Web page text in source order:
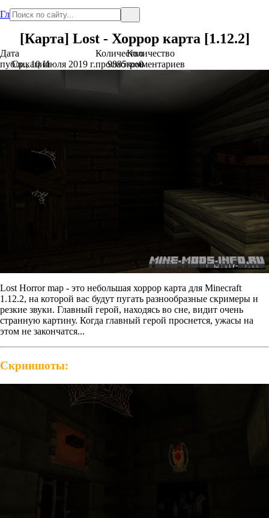
Главная
[Карта] Lost - Хоррор карта [1.12.2]
Дата
публикации
Ср., 10 Июля 2019 г.
Количество
просмотров
9895
Количество
комментариев
0
Lost Horror map - это небольшая хоррор карта для Minecraft
1.12.2, на которой вас будут пугать разнообразные скримеры и
резкие звуки. Главный герой, находясь во сне, видит очень
странную картину. Когда главный герой проснется, ужасы на
этом не закончатся...
Скриншоты: